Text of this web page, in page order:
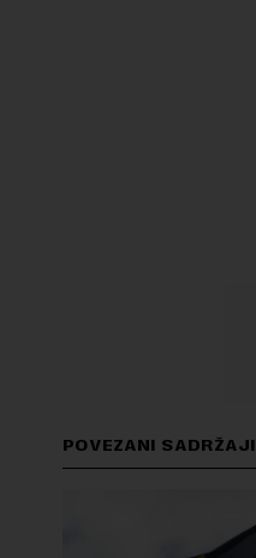
POVEZANI SADRŽAJI